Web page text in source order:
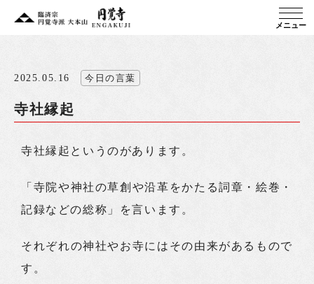
メニュー
2025.05.16 今日の言葉
寺社縁起
寺社縁起というのがあります。
「寺院や神社の草創や沿革をかたる詞章・絵巻・
記録などの総称」を言います。
それぞれの神社やお寺にはその由来があるもので
す。